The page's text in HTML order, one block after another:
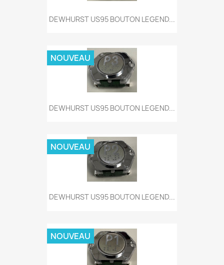
DEWHURST US95 BOUTON LEGEND...
DEWHURST US95 BOUTON LEGEND...
NOUVEAU
DEWHURST US95 BOUTON LEGEND...
NOUVEAU
NOUVEAU